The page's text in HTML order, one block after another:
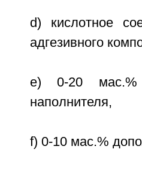
d) кислотное
адгезивного
e) 0-20 мас.%
наполнителя,
f) 0-10 мас.%